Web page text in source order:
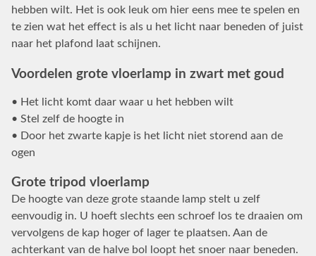
hebben wilt. Het is ook leuk om hier eens mee te spelen en
te zien wat het effect is als u het licht naar beneden of juist
naar het plafond laat schijnen.
Voordelen grote vloerlamp in zwart met goud
• Het licht komt daar waar u het hebben wilt
• Stel zelf de hoogte in
• Door het zwarte kapje is het licht niet storend aan de
ogen
Grote tripod vloerlamp
De hoogte van deze grote staande lamp stelt u zelf
eenvoudig in. U hoeft slechts een schroef los te draaien om
vervolgens de kap hoger of lager te plaatsen. Aan de
achterkant van de halve bol loopt het snoer naar beneden.